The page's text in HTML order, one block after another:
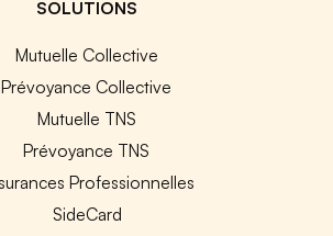
SOLUTIONS
Mutuelle Collective
Prévoyance Collective
Mutuelle TNS
Prévoyance TNS
Professionnelles
SideCard